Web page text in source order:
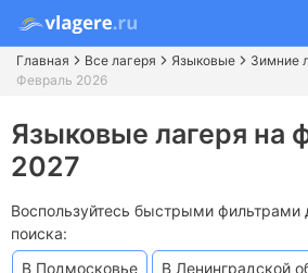
Главная Все лагеря Языковые
Зимние
Февраль 2026
Языковые лагеря на
2027
Воспользуйтесь быстрыми фильтрами
поиска:
В Подмосковье
В Ленинградской